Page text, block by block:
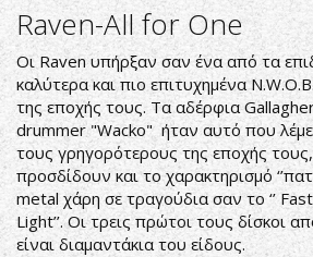
Raven-All for One
Οι Raven υπήρξαν σαν ένα από τα
καλύτερα και πιο επιτυχημένα
της εποχής τους. Τα αδέρφια
drummer "Wacko" ήταν αυτό που
τους γρηγορότερους της εποχής
προσδίδουν και το χαρακτηρισμό
metal χάρη σε τραγούδια σαν το ‘’
Light’’. Οι τρεις πρώτοι τους δίσκοι
είναι διαμαντάκια του είδους.